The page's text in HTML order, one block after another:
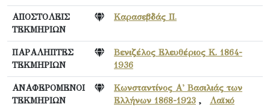
ΑΠΟΣΤΟΛΕΙΣ
ΤΕΚΜΗΡΙΩΝ
Καρασεβδάς Π.
ΠΑΡΑΛΗΠΤΕΣ
ΤΕΚΜΗΡΙΩΝ
Βενιζέλος Ελευθέριος Κ. 1864-
1936
ΑΝΑΦΕΡΟΜΕΝΟΙ
ΤΕΚΜΗΡΙΩΝ
Κωνσταντίνος Α' Βασιλιάς των
Ελλήνων 1868-1923 , Λαϊκό